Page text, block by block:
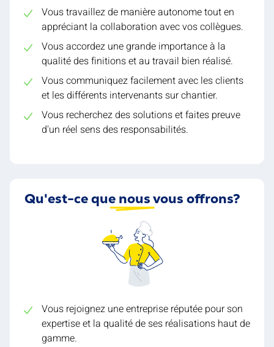
Vous travaillez de manière autonome tout en
appréciant la collaboration avec vos collègues.
Vous accordez une grande importance à la
qualité des finitions et au travail bien réalisé.
Vous communiquez facilement avec les clients
et les différents intervenants sur chantier.
Vous recherchez des solutions et faites preuve
d'un réel sens des responsabilités.
Qu'est-ce que nous vous offrons?
Vous rejoignez une entreprise réputée pour son
expertise et la qualité de ses réalisations haut de
gamme.